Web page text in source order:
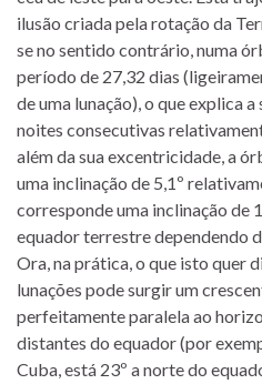
ilusão criada pela rotação da
se no sentido contrário, numa
período de 27,32 dias
de uma lunação), o que explica
noites consecutivas
além da sua excentricidade, a
uma inclinação de 5,1º
corresponde uma inclinação de
equador terrestre dependendo
Ora, na prática, o que isto quer
lunações pode surgir um
perfeitamente paralela ao
distantes do equador (por
Cuba, está 23º a norte do